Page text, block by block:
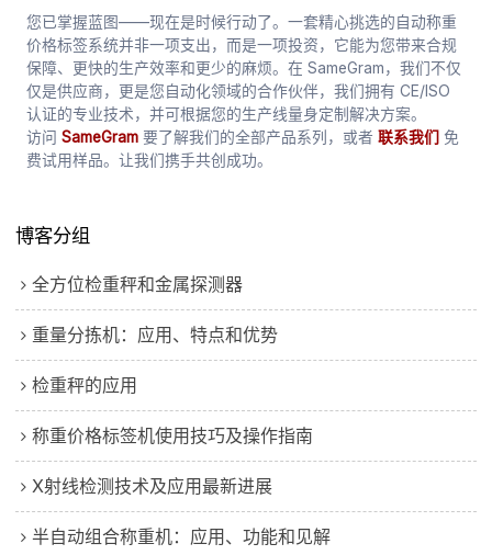
您已掌握蓝图——现在是时候行动了。一套精心挑选的自动称重
价格标签系统并非一项支出，而是一项投资，它能为您带来合规
保障、更快的生产效率和更少的麻烦。在 SameGram，我们不仅
仅是供应商，更是您自动化领域的合作伙伴，我们拥有 CE/ISO
认证的专业技术，并可根据您的生产线量身定制解决方案。
访问SameGram 要了解我们的全部产品系列，或者联系我们 免
费试用样品。让我们携手共创成功。
博客分组
全方位检重秤和金属探测器
重量分拣机：应用、特点和优势
检重秤的应用
称重价格标签机使用技巧及操作指南
X射线检测技术及应用最新进展
半自动组合称重机：应用、功能和见解